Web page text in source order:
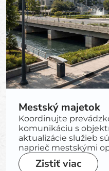
Mestský majetok
Koordinujte
komunikáciu s
aktualizácie služieb
naprieč mestskými
Zistiť viac